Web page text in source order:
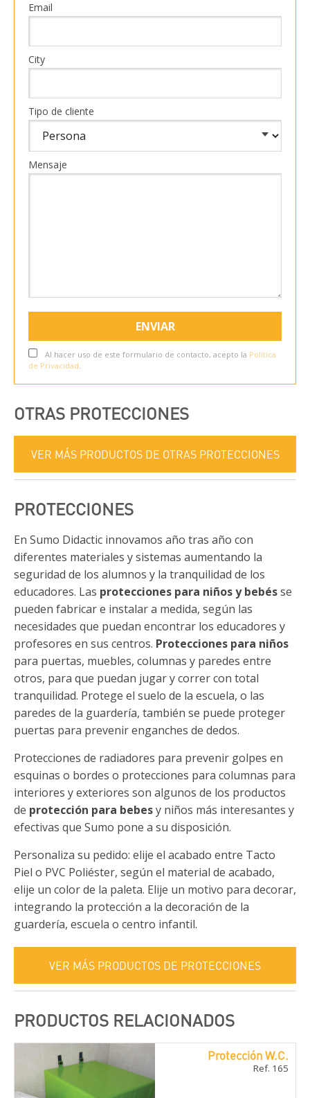
Email
City
Tipo de cliente
Mensaje
Al hacer uso de este formulario de contacto, acepto la Política
de Privacidad.
OTRAS PROTECCIONES
VER MÁS PRODUCTOS DE OTRAS PROTECCIONES
PROTECCIONES
En Sumo Didactic innovamos año tras año con
diferentes materiales y sistemas aumentando la
seguridad de los alumnos y la tranquilidad de los
educadores. Las protecciones para niños y bebésse
pueden fabricar e instalar a medida, según las
necesidades que puedan encontrar los educadores y
profesores en sus centros. Protecciones para niños
para puertas, muebles, columnas y paredes entre
otros, para que puedan jugar y correr con total
tranquilidad. Protege el suelo de la escuela, o las
paredes de la guardería, también se puede proteger
puertas para prevenir enganches de dedos.
Protecciones de radiadores para prevenir golpes en
esquinas o bordes o protecciones para columnas para
interiores y exteriores son algunos de los productos
de protección para bebesy niños más interesantes y
efectivas que Sumo pone a su disposición.
Personaliza su pedido: elije el acabado entre Tacto
Piel o PVC Poliéster, según el material de acabado,
elije un color de la paleta. Elije un motivo para decorar,
integrando la protección a la decoración de la
guardería, escuela o centro infantil.
VER MÁS PRODUCTOS DE PROTECCIONES
PRODUCTOS RELACIONADOS
Protección W.C.
Ref. 165